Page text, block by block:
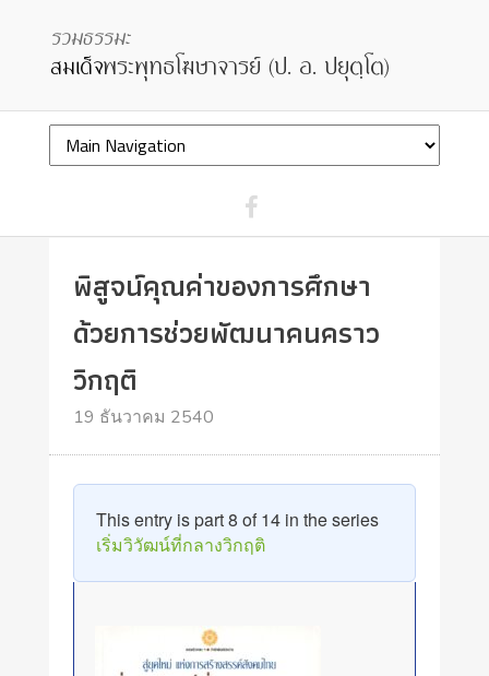
พิสูจน์คุณค่าของการศึกษา
ด้วยการช่วยพัฒนาคนคราว
วิกฤติ
19 ธันวาคม 2540
This entry is part 8 of 14 in the series
เริ่มวิวัฒน์ที่กลางวิกฤติ